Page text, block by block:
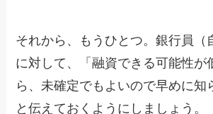
それから、もうひとつ。銀行員（
に対して、「融資できる可能性が
ら、未確定でもよいので早めに知
と伝えておくようにしましょう。